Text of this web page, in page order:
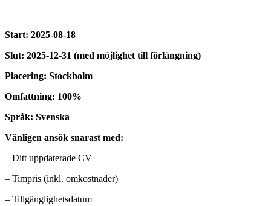
Start: 2025-08-18
Slut: 2025-12-31 (med möjlighet till förlängning)
Placering: Stockholm
Omfattning: 100%
Språk: Svenska
Vänligen ansök snarast med:
– Ditt uppdaterade CV
– Timpris (inkl. omkostnader)
– Tillgänglighetsdatum